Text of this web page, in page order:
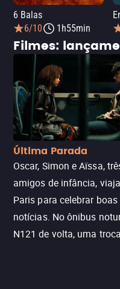
6 Balas
6/10
1h55min
Filmes:
Última Parada
Oscar, Simon e Aïssa,
amigos de infância,
Paris para celebrar boas
notícias. No ônibus
N121 de volta, uma